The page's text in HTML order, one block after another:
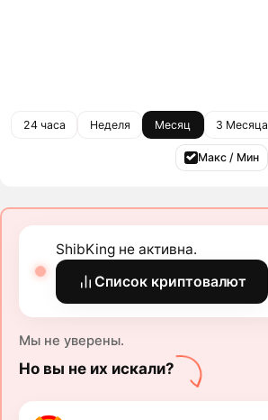
24 часа Неделя Месяц 3 Месяца
Макс / Мин
ShibKing не активна.
Список криптовалют
Мы не уверены.
Но вы не их искали?